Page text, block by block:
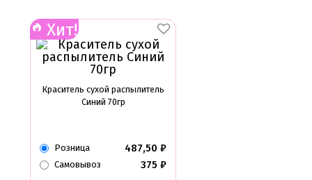
Хит!
Краситель сухой распылитель
Синий 70гр
Розница 487,50 ₽
Самовывоз 375 ₽